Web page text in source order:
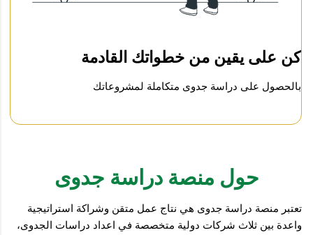
كن على يقين من خطواتك القادمة
بالحصول على دراسة جدوى متكاملة لمشروعاتك
حول منصة دراسة جدوى
تعتبر منصة دراسة جدوى هي نتاج عمل متقن وشراكة استراتيجية
واعدة بين ثلاث شركات دولية متخصصة في اعداد دراسات الجدوى،